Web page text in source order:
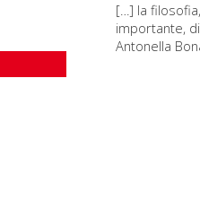
[…] la
importante,
Antonella